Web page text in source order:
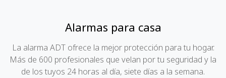
Alarmas para casa
La alarma ADT ofrece la mejor protección para tu hogar.
Más de 600 profesionales que velan por tu seguridad y la
de los tuyos 24 horas al día, siete días a la semana.